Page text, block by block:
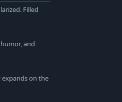
Filled
and
on the